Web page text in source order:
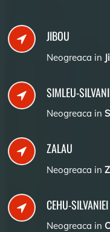
JIBOU
Neogreaca in
SIMLEU-
Neogreaca in
ZALAU
Neogreaca in
CEHU-SILVANIEI
Neogreaca in